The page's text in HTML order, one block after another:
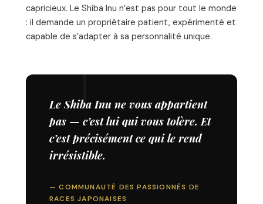
capricieux. Le Shiba Inu n’est pas pour tout le monde
: il demande un propriétaire patient, expérimenté et
capable de s’adapter à sa personnalité unique.
Le Shiba Inu ne vous appartient
pas — c’est lui qui vous tolère. Et
c’est précisément ce qui le rend
irrésistible.
— COMMUNAUTÉ DES PASSIONNÉS DE
RACES JAPONAISES